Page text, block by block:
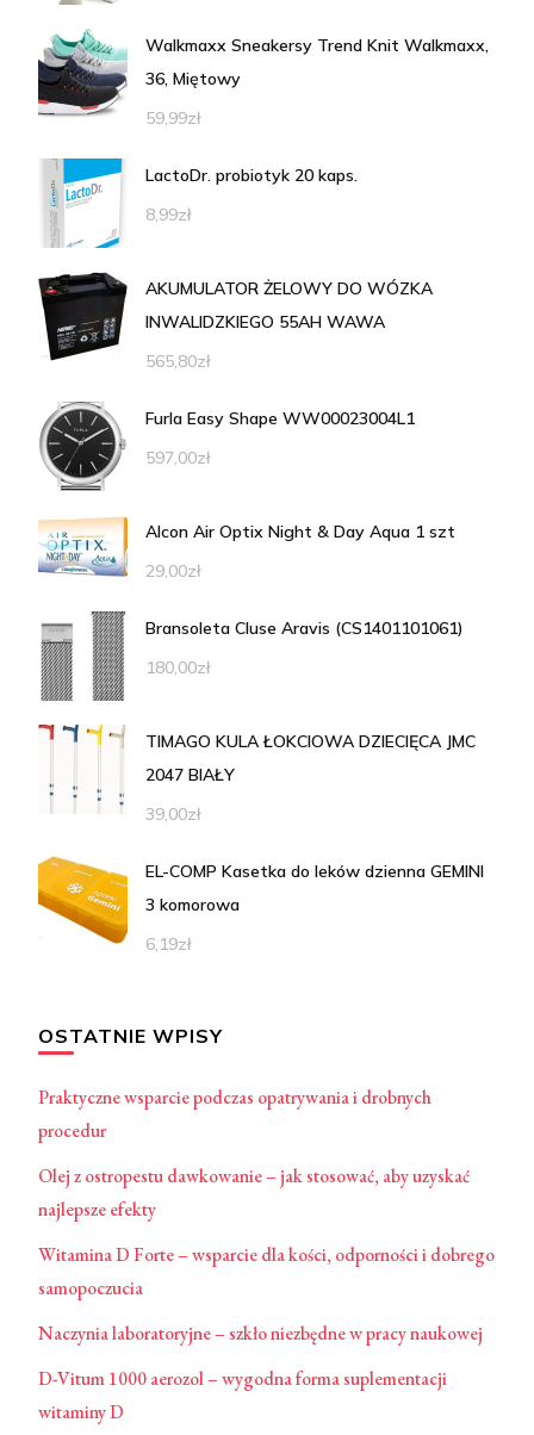
Walkmaxx Sneakersy Trend Knit Walkmaxx,
36, Miętowy
59,99zł
LactoDr. probiotyk 20 kaps.
8,99zł
AKUMULATOR ŻELOWY DO WÓZKA
INWALIDZKIEGO 55AH WAWA
565,80zł
Furla Easy Shape WW00023004L1
597,00zł
Alcon Air Optix Night & Day Aqua 1 szt
29,00zł
Bransoleta Cluse Aravis (CS1401101061)
180,00zł
TIMAGO KULA ŁOKCIOWA DZIECIĘCA JMC
2047 BIAŁY
39,00zł
EL-COMP Kasetka do leków dzienna GEMINI
3 komorowa
6,19zł
OSTATNIE WPISY
Praktyczne wsparcie podczas opatrywania i drobnych
procedur
Olej z ostropestu dawkowanie – jak stosować, aby uzyskać
najlepsze efekty
Witamina D Forte – wsparcie dla kości, odporności i dobrego
samopoczucia
Naczynia laboratoryjne – szkło niezbędne w pracy naukowej
D-Vitum 1000 aerozol – wygodna forma suplementacji
witaminy D